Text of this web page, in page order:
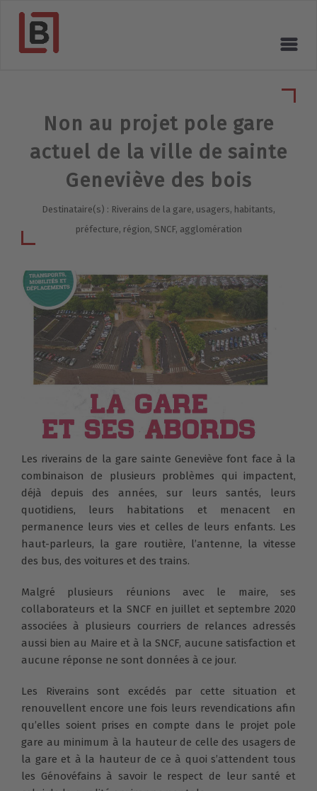
Non au projet pole gare
actuel de la ville de sainte
Geneviève des bois
Destinataire(s) : Riverains de la gare, usagers, habitants,
préfecture, région, SNCF, agglomération
Les riverains de la gare sainte Geneviève font face à la
combinaison de plusieurs problèmes qui impactent,
déjà depuis des années, sur leurs santés, leurs
quotidiens, leurs habitations et menacent en
permanence leurs vies et celles de leurs enfants. Les
haut-parleurs, la gare routière, l’antenne, la vitesse
des bus, des voitures et des trains.
Malgré plusieurs réunions avec le maire, ses
collaborateurs et la SNCF en juillet et septembre 2020
associées à plusieurs courriers de relances adressés
aussi bien au Maire et à la SNCF, aucune satisfaction et
aucune réponse ne sont données à ce jour.
Les Riverains sont excédés par cette situation et
renouvellent encore une fois leurs revendications afin
qu’elles soient prises en compte dans le projet pole
gare au minimum à la hauteur de celle des usagers de
la gare et à la hauteur de ce à quoi s’attendent tous
les Génovéfains à savoir le respect de leur santé et